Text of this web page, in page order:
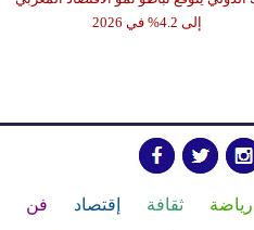
إلى 4.2% في 2026
رياضة ثقافة إقتصاد فن